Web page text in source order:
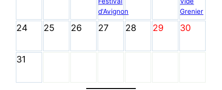
d'Avignon
Grenier
24 25 26 27 28 29 30
31